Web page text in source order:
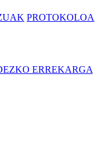
PROTOKOLOA
ERREKARGA